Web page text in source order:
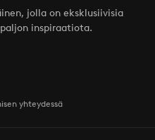
jolla on eksklusiivisia
inspiraatiota.
yhteydessä